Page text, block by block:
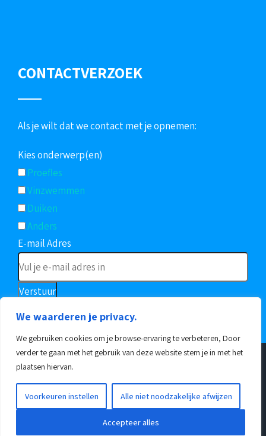
We waarderen je privacy.
We gebruiken cookies om je browse-ervaring te verbeteren, Door
verder te gaan met het gebruik van deze website stem je in met het
plaatsen hiervan.
Voorkeuren instellen Alle niet noodzakelijke afwijzen
Accepteer alles
CONTACTVERZOEK
Als je wilt dat we contact met je opnemen:
Kies onderwerp(en)
Proefles
Vinzwemmen
Duiken
Anders
E-mail Adres
Verstuur
Privacyverklaring| Gedragscode| Realisatie:RED PILL
Design